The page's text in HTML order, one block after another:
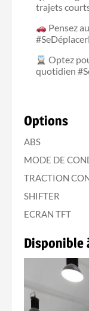
trajets
Pensez
Optez
quotidien
Options
ABS
MODE DE
TRACTION
SHIFTER
ECRAN TFT
Disponible